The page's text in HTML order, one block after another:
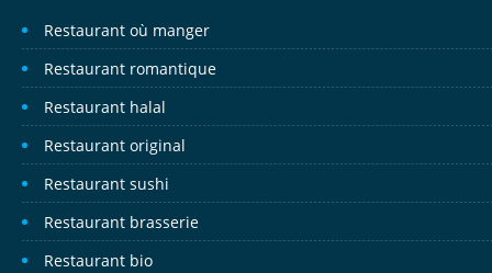
Restaurant où manger
Restaurant romantique
Restaurant halal
Restaurant original
Restaurant sushi
Restaurant brasserie
Restaurant bio